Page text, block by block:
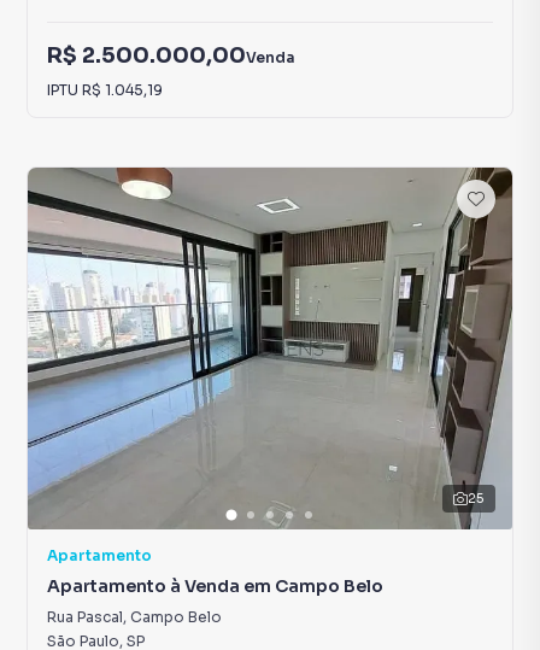
R$ 2.500.000,00Venda
IPTU R$ 1.045,19
25
Apartamento
Apartamento à Venda em Campo Belo
Rua Pascal, Campo Belo
São Paulo, SP